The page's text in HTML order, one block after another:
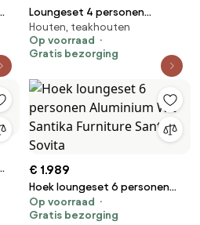
Loungeset 4 personen
Aluminium/teak Grijs Lifestyle
Garden Furniture Palm Beach
Houten, teakhouten
Op voorraad
Gratis bezorging
€ 1.989
Hoek loungeset 6 personen
Aluminium Wit Santika Furniture
Santika Sovita
Op voorraad
Gratis bezorging